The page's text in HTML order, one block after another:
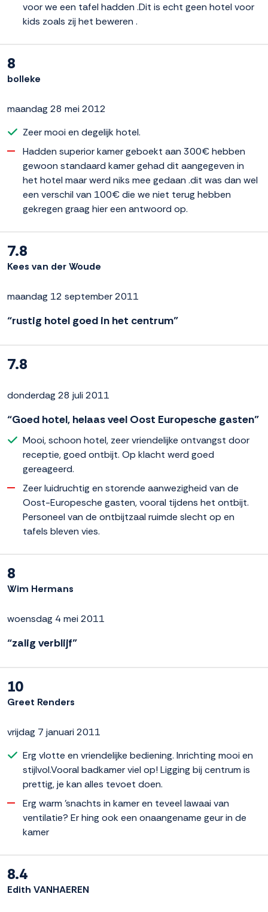
voor we een tafel hadden .Dit is echt geen hotel voor
kids zoals zij het beweren .
8
bolleke
maandag 28 mei 2012
Zeer mooi en degelijk hotel.
Hadden superior kamer geboekt aan 300€ hebben
gewoon standaard kamer gehad dit aangegeven in
het hotel maar werd niks mee gedaan .dit was dan wel
een verschil van 100€ die we niet terug hebben
gekregen graag hier een antwoord op.
7.8
Kees van der Woude
maandag 12 september 2011
“rustig hotel goed in het centrum”
7.8
donderdag 28 juli 2011
“Goed hotel, helaas veel Oost Europesche gasten”
Mooi, schoon hotel, zeer vriendelijke ontvangst door
receptie, goed ontbijt. Op klacht werd goed
gereageerd.
Zeer luidruchtig en storende aanwezigheid van de
Oost-Europesche gasten, vooral tijdens het ontbijt.
Personeel van de ontbijtzaal ruimde slecht op en
tafels bleven vies.
8
Wim Hermans
woensdag 4 mei 2011
“zalig verblijf”
10
Greet Renders
vrijdag 7 januari 2011
Erg vlotte en vriendelijke bediening. Inrichting mooi en
stijlvol.Vooral badkamer viel op! Ligging bij centrum is
prettig, je kan alles tevoet doen.
Erg warm 'snachts in kamer en teveel lawaai van
ventilatie? Er hing ook een onaangename geur in de
kamer
8.4
Edith VANHAEREN